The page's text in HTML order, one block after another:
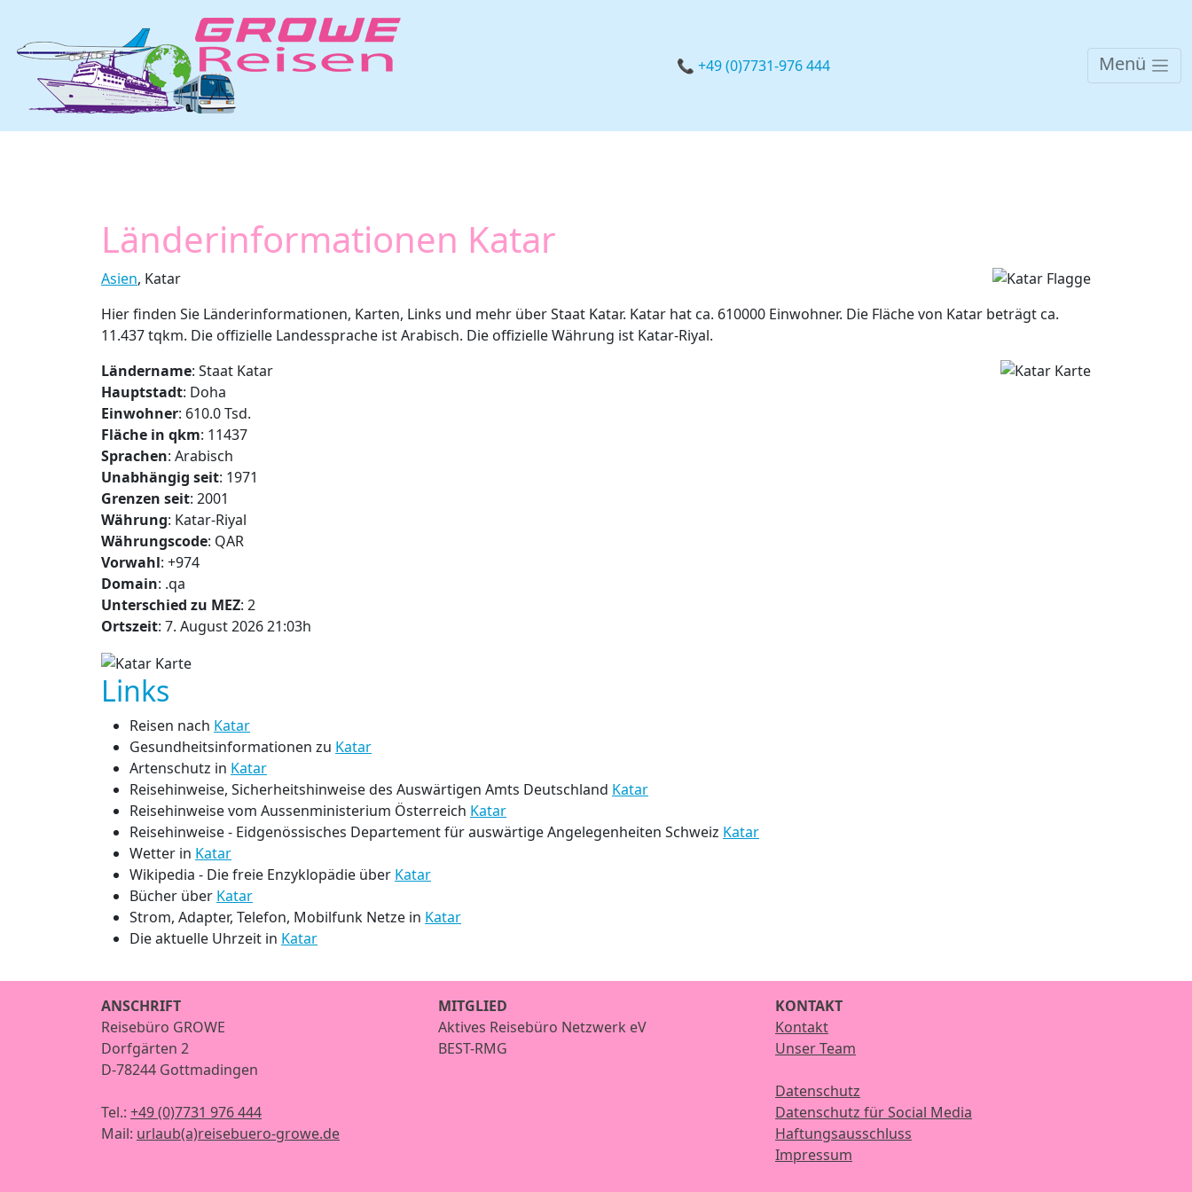
📞 +49 (0)7731-976 444 Menü
Länderinformationen Katar
Asien, Katar
Hier finden Sie Länderinformationen, Karten, Links und mehr über Staat Katar. Katar hat ca. 610000 Einwohner. Die Fläche von Katar beträgt ca.
11.437 tqkm. Die offizielle Landessprache ist Arabisch. Die offizielle Währung ist Katar-Riyal.
Ländername: Staat Katar
Hauptstadt: Doha
Einwohner: 610.0 Tsd.
Fläche in qkm: 11437
Sprachen: Arabisch
Unabhängig seit: 1971
Grenzen seit: 2001
Währung: Katar-Riyal
Währungscode: QAR
Vorwahl: +974
Domain: .qa
Unterschied zu MEZ: 2
Ortszeit: 7. August 2026 21:03h
Links
Reisen nach Katar
Gesundheitsinformationen zu Katar
Artenschutz in Katar
Reisehinweise, Sicherheitshinweise des Auswärtigen Amts Deutschland Katar
Reisehinweise vom Aussenministerium Österreich Katar
Reisehinweise - Eidgenössisches Departement für auswärtige Angelegenheiten Schweiz Katar
Wetter in Katar
Wikipedia - Die freie Enzyklopädie über Katar
Bücher über Katar
Strom, Adapter, Telefon, Mobilfunk Netze in Katar
Die aktuelle Uhrzeit in Katar
ANSCHRIFT
Reisebüro GROWE
Dorfgärten 2
D-78244 Gottmadingen
Tel.: +49 (0)7731 976 444
Mail: urlaub(a)reisebuero-growe.de
MITGLIED
Aktives Reisebüro Netzwerk eV
BEST-RMG
KONTAKT
Kontakt
Unser Team
Datenschutz
Datenschutz für Social Media
Haftungsausschluss
Impressum